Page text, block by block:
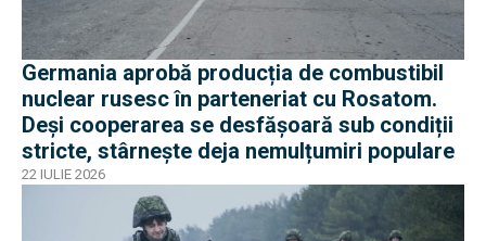
Germania aprobă producția de combustibil
nuclear rusesc în parteneriat cu Rosatom.
Deși cooperarea se desfășoară sub condiții
stricte, stârnește deja nemulțumiri populare
22 IULIE 2026